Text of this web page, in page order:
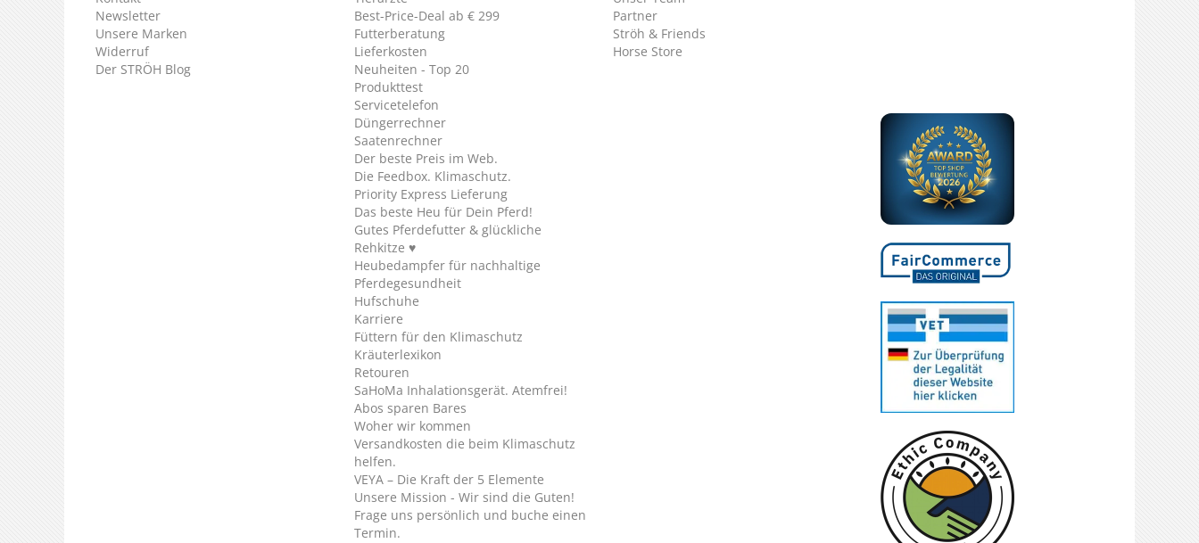
Newsletter
Unsere Marken
Widerruf
Der STRÖH Blog
Best-Price-Deal ab € 299
Futterberatung
Lieferkosten
Neuheiten - Top 20
Produkttest
Servicetelefon
Düngerrechner
Saatenrechner
Der beste Preis im Web.
Die Feedbox. Klimaschutz.
Priority Express Lieferung
Das beste Heu für Dein Pferd!
Gutes Pferdefutter & glückliche
Rehkitze ♥
Heubedampfer für nachhaltige
Pferdegesundheit
Hufschuhe
Karriere
Füttern für den Klimaschutz
Kräuterlexikon
Retouren
SaHoMa Inhalationsgerät. Atemfrei!
Abos sparen Bares
Woher wir kommen
Versandkosten die beim Klimaschutz
helfen.
VEYA – Die Kraft der 5 Elemente
Unsere Mission - Wir sind die Guten!
Frage uns persönlich und buche einen
Termin.
Partner
Ströh & Friends
Horse Store